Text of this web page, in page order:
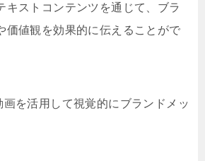
キストコンテンツを通じて、ブラ
価値観を効果的に伝えることがで
画を活用して視覚的にブランドメッ